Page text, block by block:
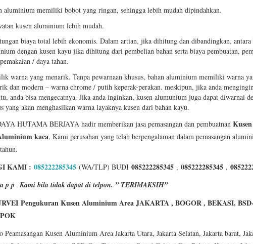
aluminium memiliki bobot yang ringan, sehingga lebih mudah dipindahkan.
kusen aluminium lebih mudah.
biaya total lebih ekonomis. Dalam artian, jika dihitung dan dibandingkan, antara
dengan kusen kayu jika dihitung dari pembelian bahan serta biaya pembuatan,
/ daya tahan.
warna yang menarik. Tanpa pewarnaan khusus, bahan aluminium memiliki warna
dan modern – warna chrome / putih keperak-perakan. meskipun, jika anda
anda bisa mengecatnya. Jika anda inginkan, kusen alumunium juga dapat diwarnai
yang akan menghasilkan warna layaknya kusen dari bahan kayu.
HUTAMA BERJAYA hadir memberikan jasa pemasangan dan pembuatnan Kusen
kaca, Kami perusahan yang telah berpengalaman dalam pemasangan
KAMI : 085222285345 (WA/TLP) BUDI 085222285345 , 085222285345 ,
p p Kami bila tidak dapat di telpon. ” TERIMAKSIH”
Pengukuran Kusen Aluminium Area JAKARTA , BOGOR , BEKASI, BSD-
Peamasangan Kusen Aluminium Area Jakarta Utara, Jakarta Selatan, Jakarta barat,